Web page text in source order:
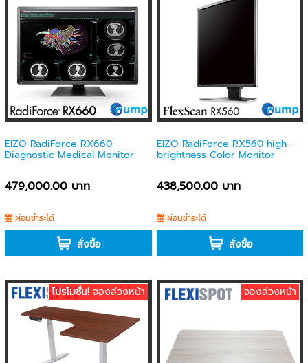
EIZO RadiForce RX660
Diagnostic Medical Monitor
479,000.00 บาท
ผ่อนชำระได้
สั่งซื้อ
EIZO RadiForce RX560 high-
brightness Color Monitor
438,500.00 บาท
ผ่อนชำระได้
สั่งซื้อ
โปรโมชั่น!จองล่วงหน้า จองล่วงหน้า